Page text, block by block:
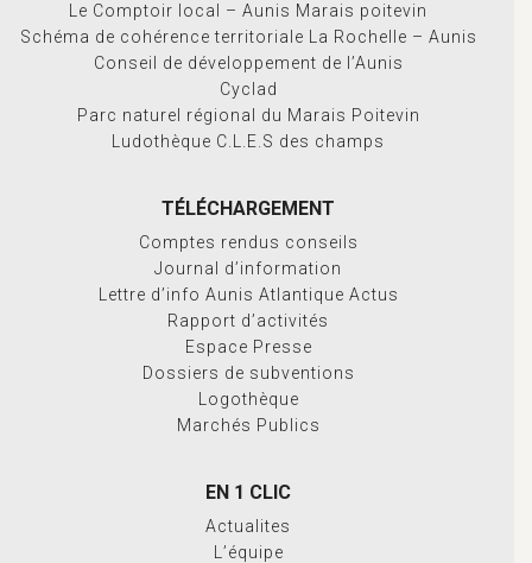
Le Comptoir local – Aunis Marais poitevin
Schéma de cohérence territoriale La Rochelle – Aunis
Conseil de développement de l’Aunis
Cyclad
Parc naturel régional du Marais Poitevin
Ludothèque C.L.E.S des champs
TÉLÉCHARGEMENT
Comptes rendus conseils
Journal d’information
Lettre d’info Aunis Atlantique Actus
Rapport d’activités
Espace Presse
Dossiers de subventions
Logothèque
Marchés Publics
EN 1 CLIC
Actualites
L’équipe